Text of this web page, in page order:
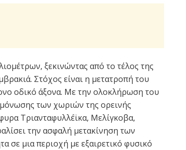
ξεκινώντας από το τέλος της
Στόχος είναι η μετατροπή του
οδικό άξονα. Με την ολοκλήρωση του
των χωριών της ορεινής
Τριανταφυλλέϊκα, Μελίγκοβα,
την ασφαλή μετακίνηση των
σε μια περιοχή με εξαιρετικό φυσικό